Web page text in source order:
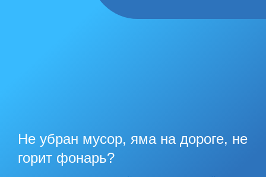
Не убран мусор, яма на дороге, не
горит фонарь?